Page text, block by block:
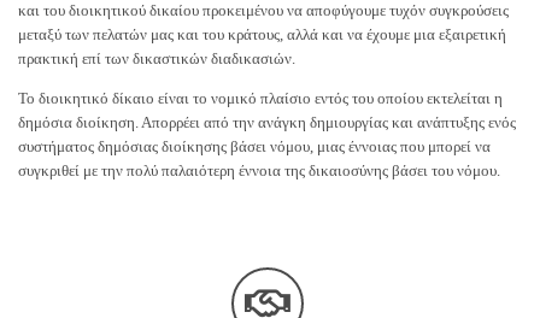
και του διοικητικού δικαίου προκειμένου να αποφύγουμε τυχόν συγκρούσεις
μεταξύ των πελατών μας και του κράτους, αλλά και να έχουμε μια εξαιρετική
πρακτική επί των δικαστικών διαδικασιών.
Το διοικητικό δίκαιο είναι το νομικό πλαίσιο εντός του οποίου εκτελείται η
δημόσια διοίκηση. Απορρέει από την ανάγκη δημιουργίας και ανάπτυξης ενός
συστήματος δημόσιας διοίκησης βάσει νόμου, μιας έννοιας που μπορεί να
συγκριθεί με την πολύ παλαιότερη έννοια της δικαιοσύνης βάσει του νόμου.